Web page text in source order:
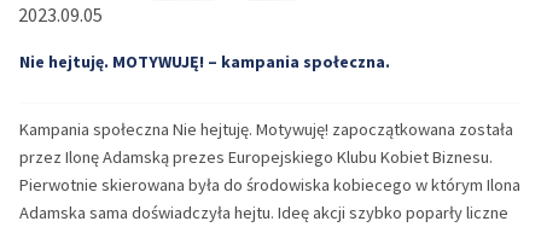
2023.09.05
Nie hejtuję. MOTYWUJĘ! – kampania społeczna.
Kampania społeczna Nie hejtuję. Motywuję! zapoczątkowana została
przez Ilonę Adamską prezes Europejskiego Klubu Kobiet Biznesu.
Pierwotnie skierowana była do środowiska kobiecego w którym Ilona
Adamska sama doświadczyła hejtu. Ideę akcji szybko poparły liczne